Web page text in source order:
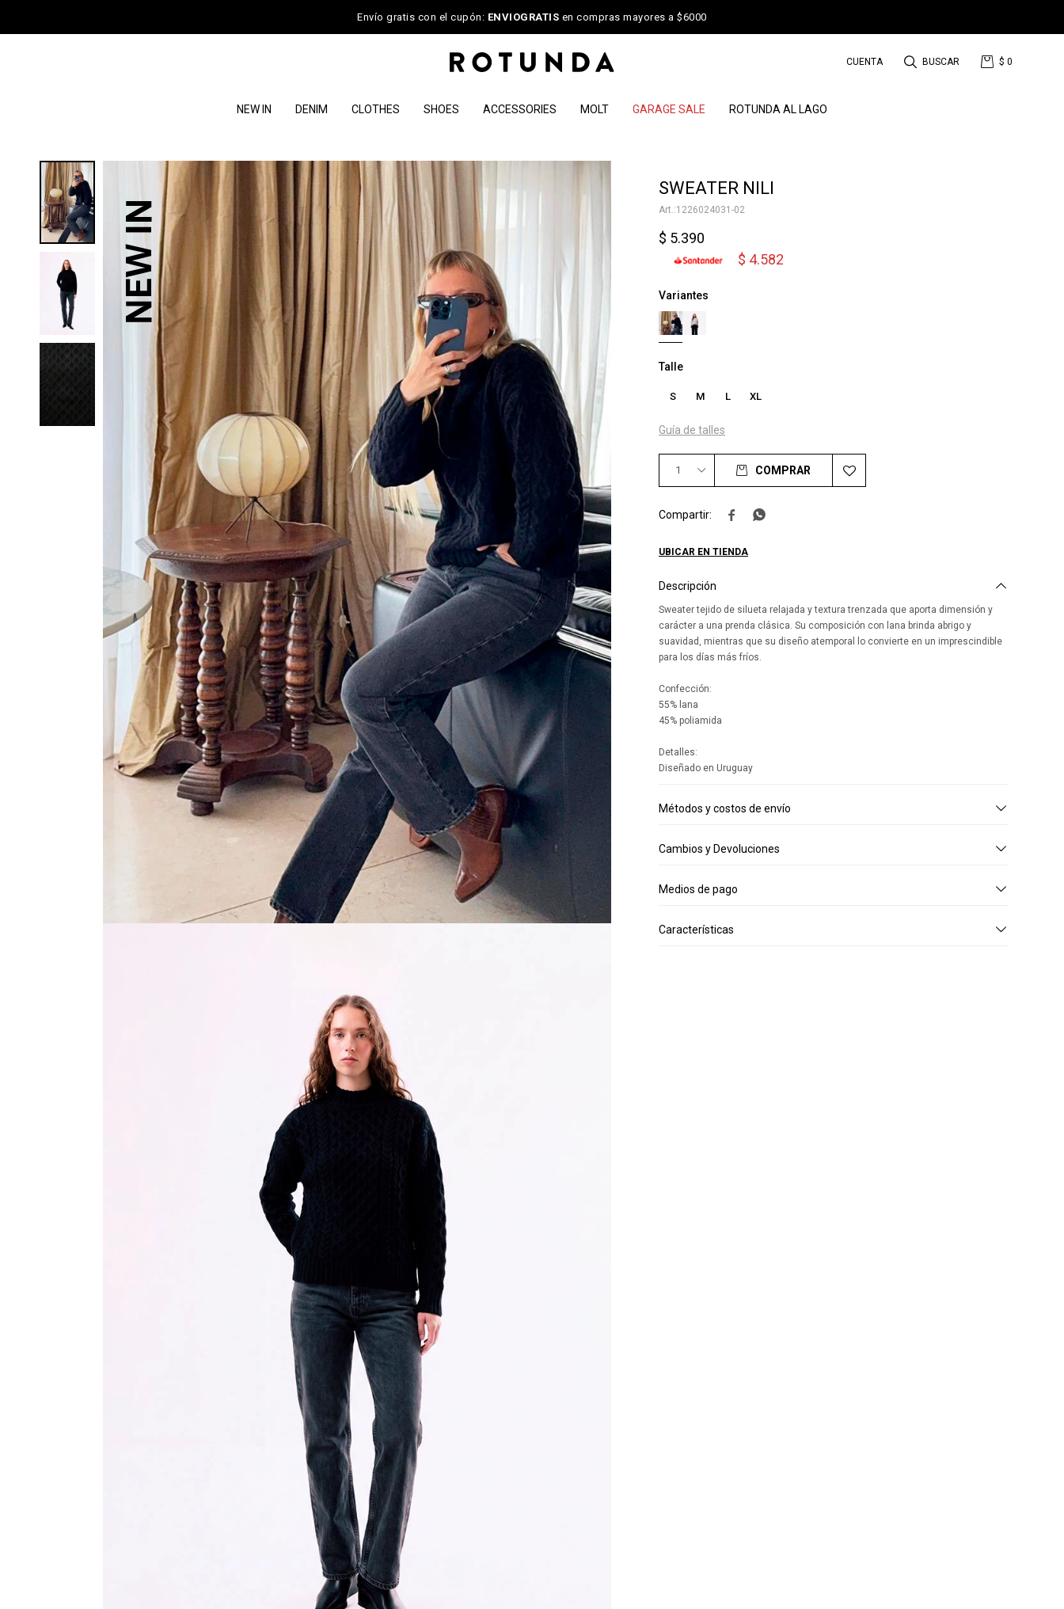
Envío gratis con el cupón: ENVIOGRATIS en compras mayores a $6000
NEW IN DENIM CLOTHES SHOES ACCESSORIES MOLT GARAGE SALE ROTUNDA AL LAGO
$ 0
SWEATER NILI
1226024031-02
$ 5.390
$ 4.582
Variantes
Talle
S M L XL
Guía de talles
1 COMPRAR
 
UBICAR EN TIENDA
Descripción
Sweater tejido de silueta relajada y textura trenzada que aporta dimensión y
carácter a una prenda clásica. Su composición con lana brinda abrigo y
suavidad, mientras que su diseño atemporal lo convierte en un imprescindible
para los días más fríos.
Confección:
55% lana
45% poliamida
Detalles:
Diseñado en Uruguay
Métodos y costos de envío
Cambios y Devoluciones
Medios de pago
Características